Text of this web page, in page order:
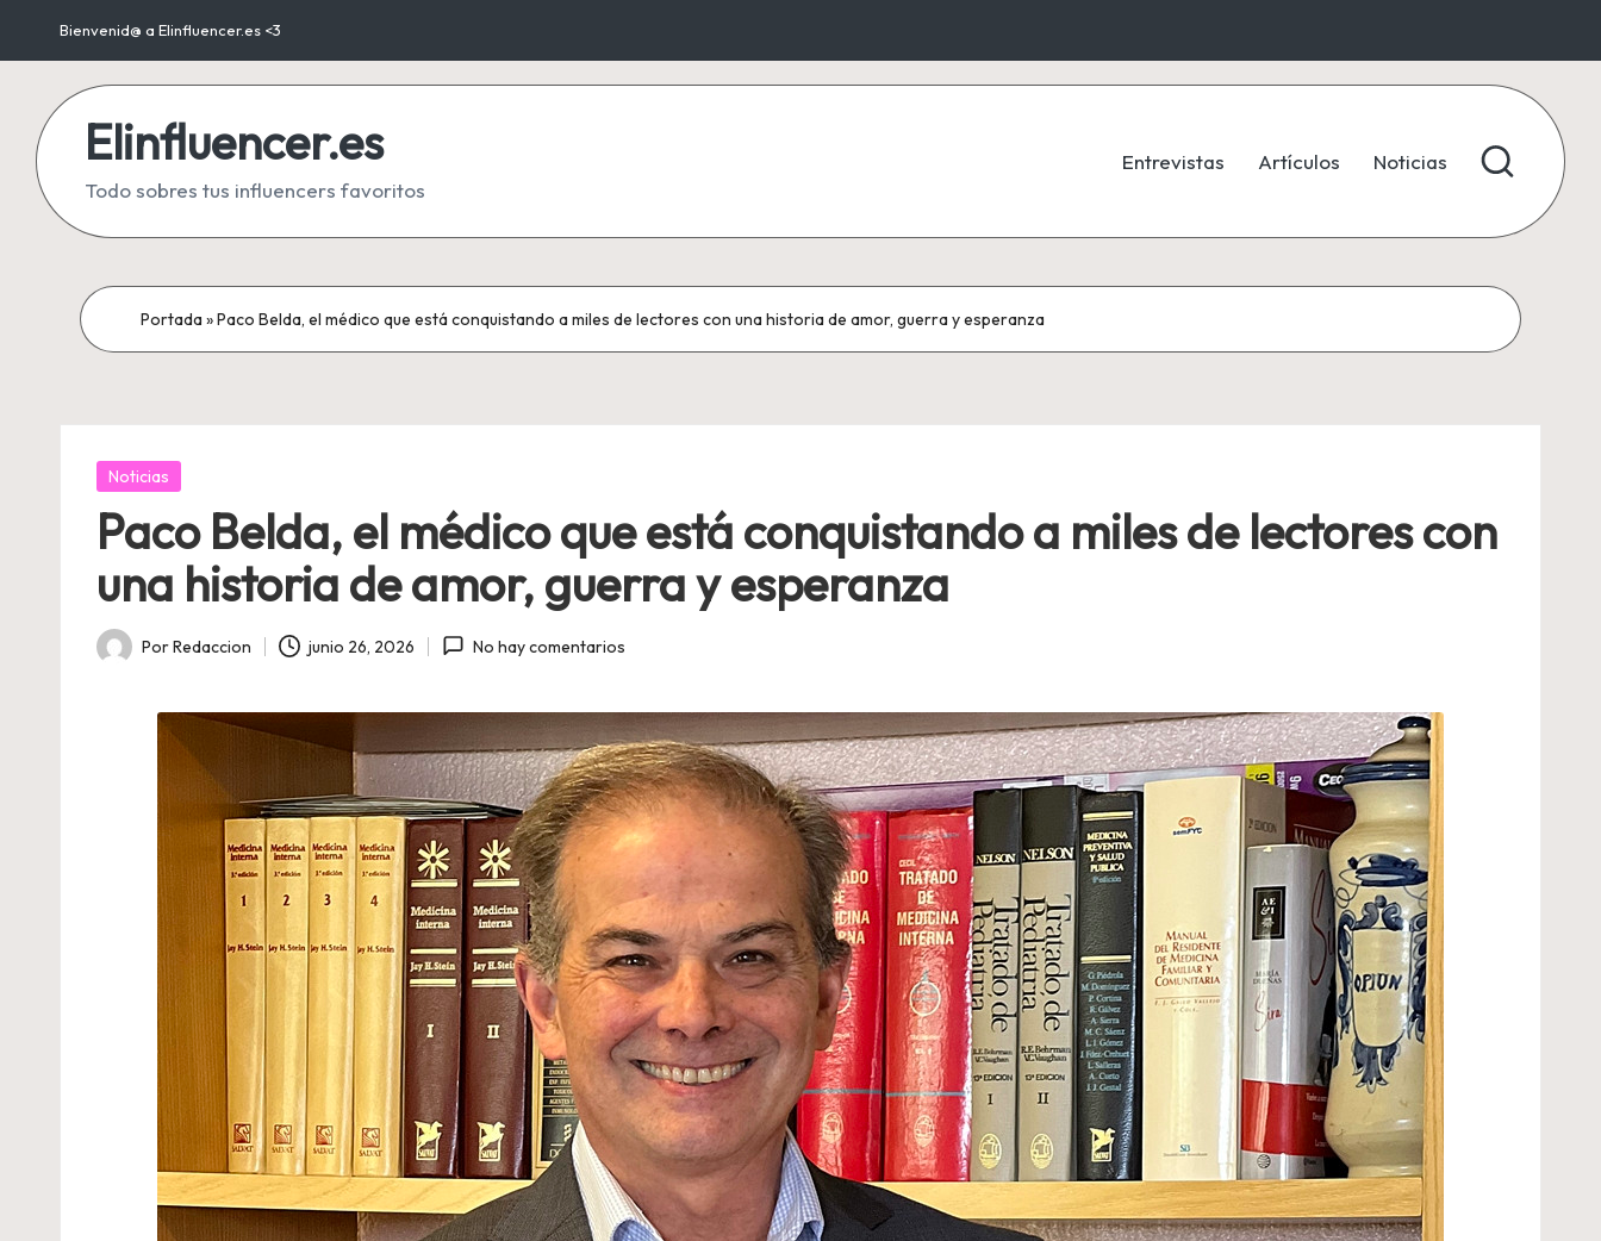
Saltar
contenido
Bienvenid@ a Elinfluencer.es <3
Elinfluencer.es
Todo sobres tus influencers favoritos
Entrevistas Artículos Noticias
Portada»Paco Belda, el médico que está conquistando a miles de lectores con una historia de amor, guerra y esperanza
Publicada
Noticias
Paco Belda, el médico que está conquistando a miles de lectores con
una historia de amor, guerra y esperanza
Publicado
PorRedaccion junio 26, 2026 No hay comentarios